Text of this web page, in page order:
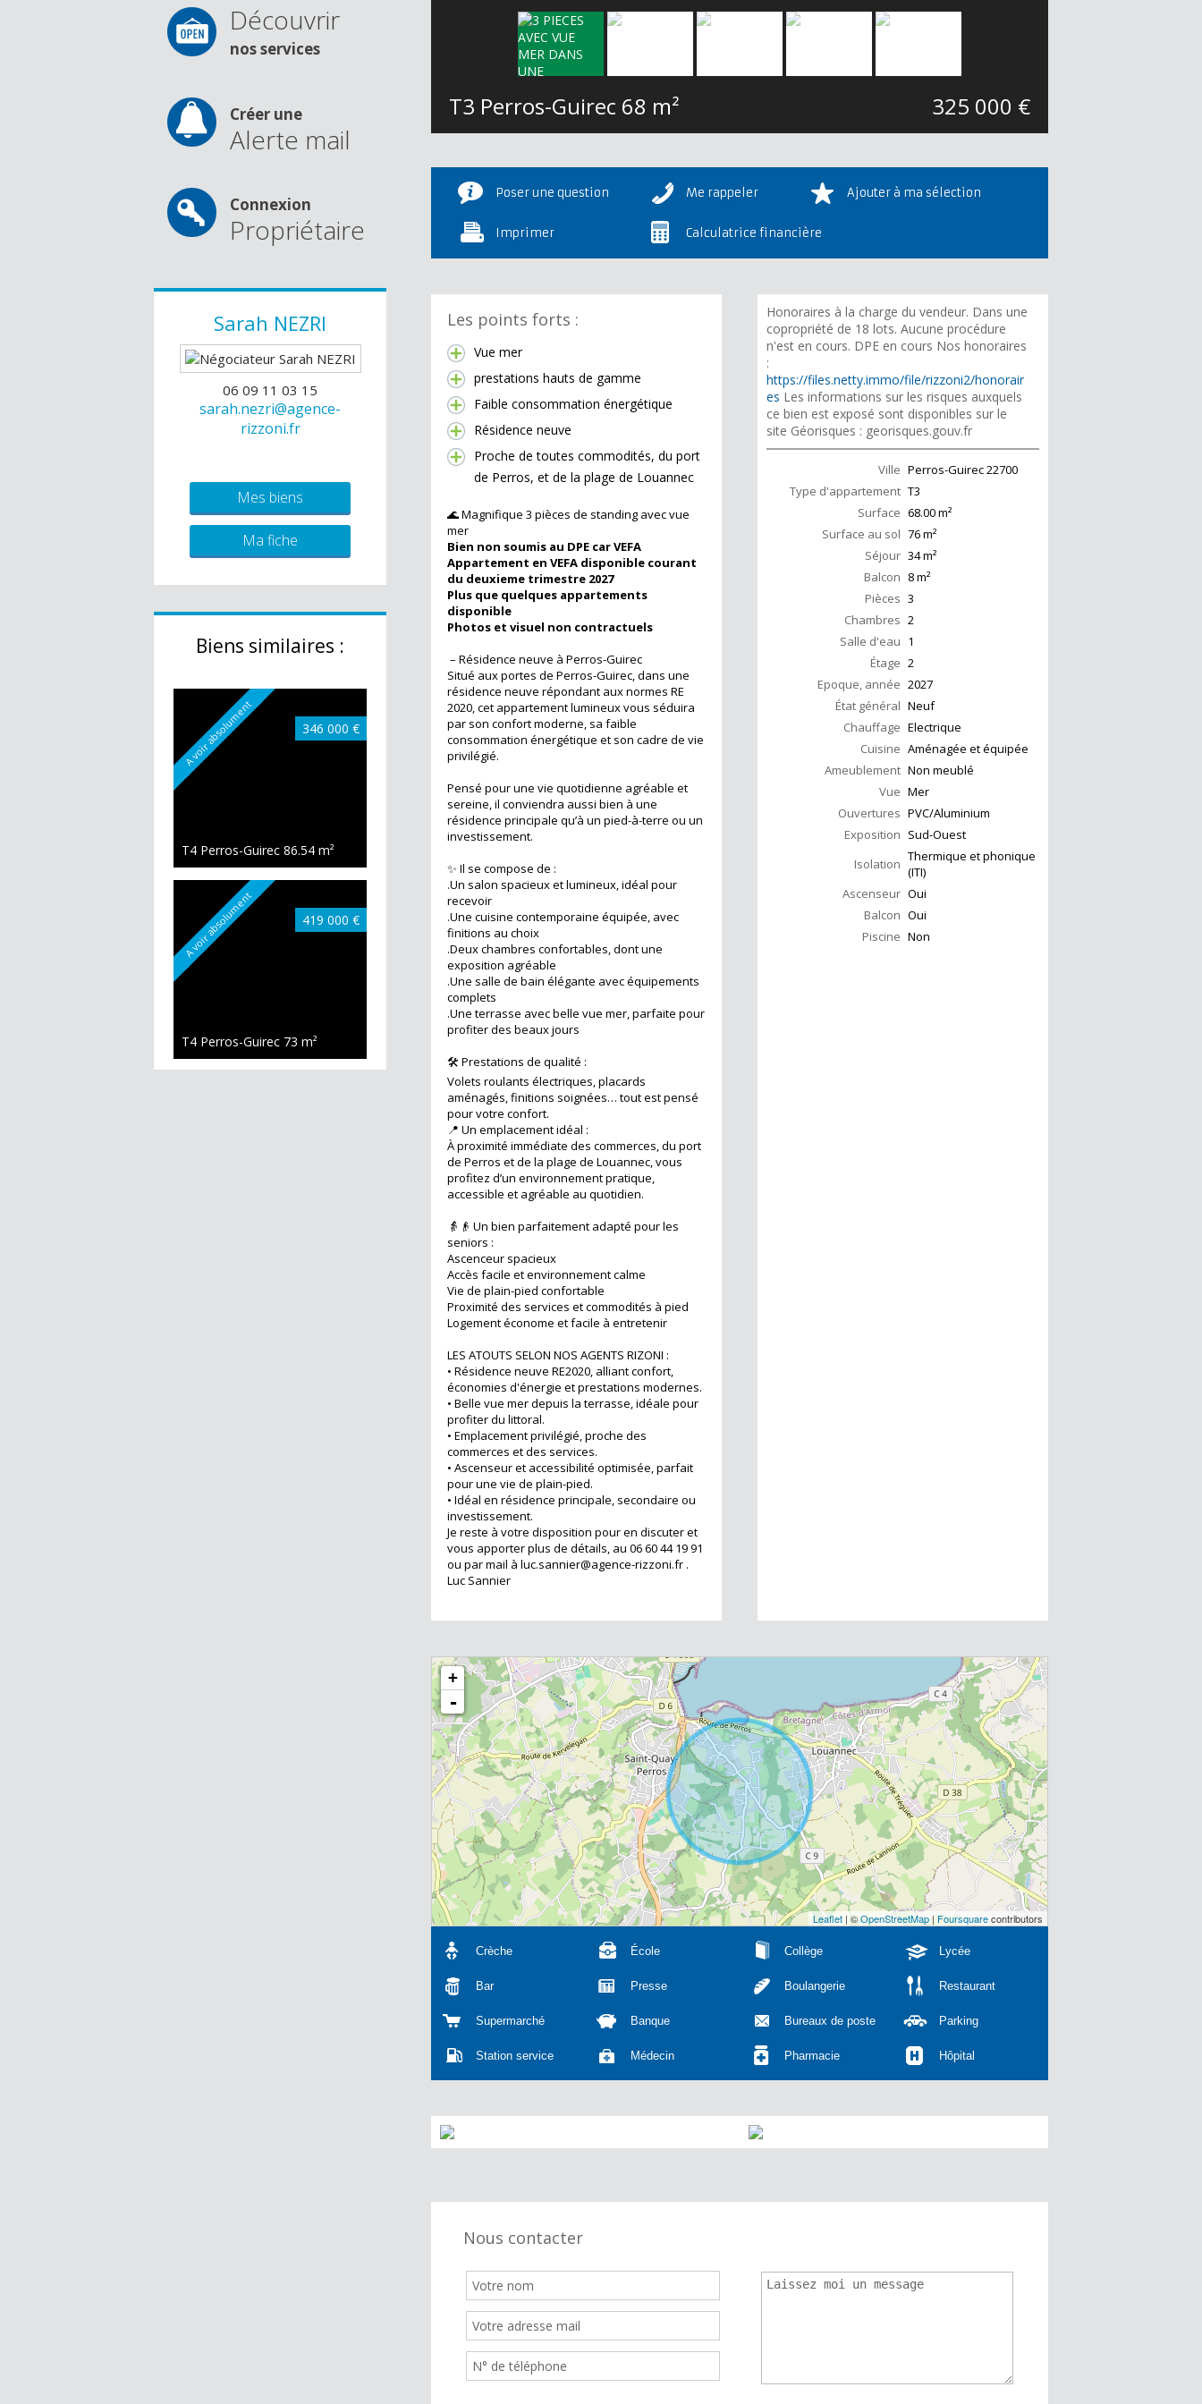
Découvrir
nos services
Créer une
Alerte mail
Connexion
Propriétaire
Sarah NEZRI
06 09 11 03 15
sarah.nezri@agence-
rizzoni.fr
Mes biens
Ma fiche
Biens similaires :
A voir absolument 346 000 €
T4 Perros-Guirec 86.54 m²
A voir absolument 419 000 €
T4 Perros-Guirec 73 m²
T3 Perros-Guirec 68 m² 325 000 €
Poser une question Me rappeler Ajouter à ma sélection
Imprimer Calculatrice financière
Les points forts :
Vue mer
prestations hauts de gamme
Faible consommation énergétique
Résidence neuve
Proche de toutes commodités, du port
de Perros, et de la plage de Louannec
🌊 Magnifique 3 pièces de standing avec vue
mer
Bien non soumis au DPE car VEFA
Appartement en VEFA disponible courant
du deuxieme trimestre 2027
Plus que quelques appartements
disponible
Photos et visuel non contractuels
– Résidence neuve à Perros-Guirec
Situé aux portes de Perros-Guirec, dans une
résidence neuve répondant aux normes RE
2020, cet appartement lumineux vous séduira
par son confort moderne, sa faible
consommation énergétique et son cadre de vie
privilégié.
Pensé pour une vie quotidienne agréable et
sereine, il conviendra aussi bien à une
résidence principale qu’à un pied-à-terre ou un
investissement.
✨ Il se compose de :
.Un salon spacieux et lumineux, idéal pour
recevoir
.Une cuisine contemporaine équipée, avec
finitions au choix
.Deux chambres confortables, dont une
exposition agréable
.Une salle de bain élégante avec équipements
complets
.Une terrasse avec belle vue mer, parfaite pour
profiter des beaux jours
🛠️ Prestations de qualité :
Volets roulants électriques, placards
aménagés, finitions soignées… tout est pensé
pour votre confort.
📍 Un emplacement idéal :
À proximité immédiate des commerces, du port
de Perros et de la plage de Louannec, vous
profitez d’un environnement pratique,
accessible et agréable au quotidien.
👵👴 Un bien parfaitement adapté pour les
seniors :
Ascenceur spacieux
Accès facile et environnement calme
Vie de plain-pied confortable
Proximité des services et commodités à pied
Logement économe et facile à entretenir
LES ATOUTS SELON NOS AGENTS RIZONI :
• Résidence neuve RE2020, alliant confort,
économies d'énergie et prestations modernes.
• Belle vue mer depuis la terrasse, idéale pour
profiter du littoral.
• Emplacement privilégié, proche des
commerces et des services.
• Ascenseur et accessibilité optimisée, parfait
pour une vie de plain-pied.
• Idéal en résidence principale, secondaire ou
investissement.
Je reste à votre disposition pour en discuter et
vous apporter plus de détails, au 06 60 44 19 91
ou par mail à luc.sannier@agence-rizzoni.fr .
Luc Sannier
Honoraires à la charge du vendeur. Dans une
copropriété de 18 lots. Aucune procédure
n'est en cours. DPE en cours Nos honoraires
:
https://files.netty.immo/file/rizzoni2/honorair
es Les informations sur les risques auxquels
ce bien est exposé sont disponibles sur le
site Géorisques : georisques.gouv.fr
Ville Perros-Guirec22700
Type d'appartement T3
Surface 68.00m²
Surface au sol 76m²
Séjour 34m²
Balcon 8m²
Pièces 3
Chambres 2
Salle d'eau 1
Étage 2
Epoque, année 2027
État général Neuf
Chauffage Electrique
Cuisine Aménagée et équipée
Ameublement Non meublé
Vue Mer
Ouvertures PVC/Aluminium
Exposition Sud-Ouest
Isolation Thermique et phonique
(ITI)
Ascenseur Oui
Balcon Oui
Piscine Non
+
-
Leaflet | ©OpenStreetMap | Foursquarecontributors
Crèche École Collège Lycée
Bar Presse Boulangerie Restaurant
Supermarché Banque Bureaux de poste Parking
Station service Médecin Pharmacie Hôpital
Nous contacter